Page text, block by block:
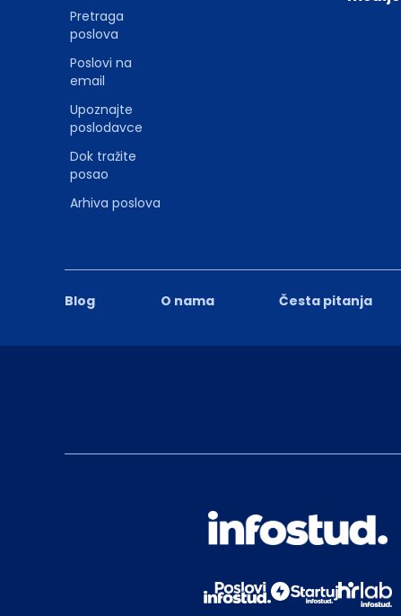
Blog O nama Česta pitanja
Pretraga
poslova
Poslovi na
email
Upoznajte
poslodavce
Dok tražite
posao
Arhiva poslova